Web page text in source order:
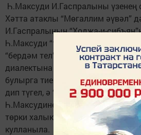
Һ.Максуди И.Гаспралыны үзенең
Хәтта атаклы “Мөгаллим әүвәл”
И.Гаспралының “Ходжа-и-
Һ.Максуди “татар” этнонимын
“бердәм тел” идеясен дә
диалектына нигезләнгән
булырга тиеш дип саный. Ләкин
дип түгел, ә “төрки тел” дип
Һ.Максудинең “Мөгаллим
төрки халыклар яшәгән
кулланыла.